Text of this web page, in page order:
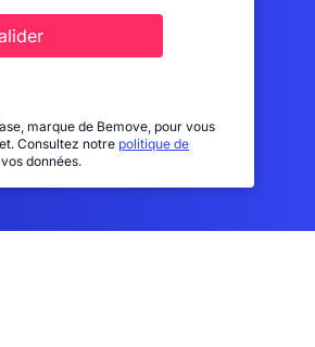
marque de Bemove, pour vous
Consultez notre politique de
données.